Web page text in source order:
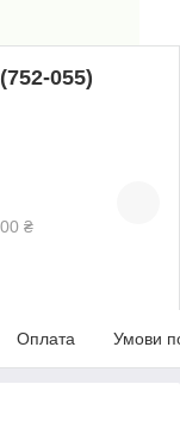
055)
₴
Оплата Умови